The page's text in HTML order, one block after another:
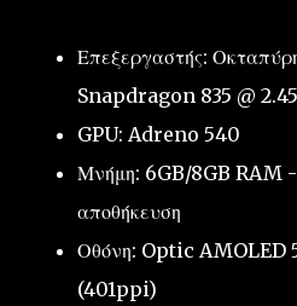
Επεξεργαστής:
Snapdragon 835 @
GPU: Adreno 540
Μνήμη: 6GB/8GB RAM
αποθήκευση
Οθόνη: Optic AMOLED
(401ppi)